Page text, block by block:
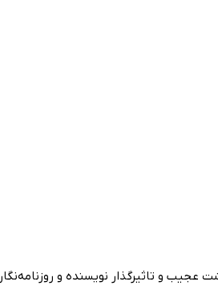
و تاثیرگذار نویسنده و روزنامه‌نگار